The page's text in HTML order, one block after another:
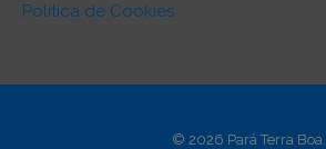
Política de Cookies
© 2026 Pará Terra Boa.